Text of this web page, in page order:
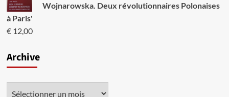
Wojnarowska. Deux révolutionnaires Polonaises
à Paris'
€12,00
Archive